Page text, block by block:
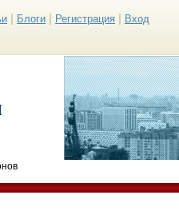
Блоги Регистрация Вход